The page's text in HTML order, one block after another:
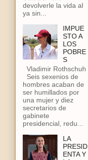
devolverle la vida al
ya sin...
IMPUE
STO A
LOS
POBRE
S
Vladimir Rothschuh
Seis sexenios de
hombres acaban de
ser humillados por
una mujer y diez
secretarios de
gabinete
presidencial, redu...
LA
PRESID
ENTA Y